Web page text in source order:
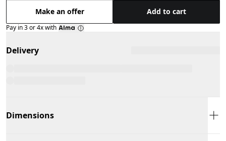
Make an offer Add to cart
Pay in 3 or 4x with
Delivery
Dimensions